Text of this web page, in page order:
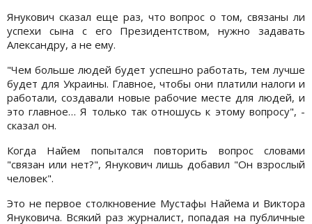
Янукович сказал еще раз, что вопрос о том, связаны ли
успехи сына с его Президентством, нужно задавать
Александру, а не ему.
"Чем больше людей будет успешно работать, тем лучше
будет для Украины. Главное, чтобы они платили налоги и
работали, создавали новые рабочие месте для людей, и
это главное… Я только так отношусь к этому вопросу", -
сказал он.
Когда Найем попытался повторить вопрос словами
"связан или нет?", Янукович лишь добавил "Он взрослый
человек".
Это не первое столкновение Мустафы Найема и Виктора
Януковича. Всякий раз журналист, попадая на публичные